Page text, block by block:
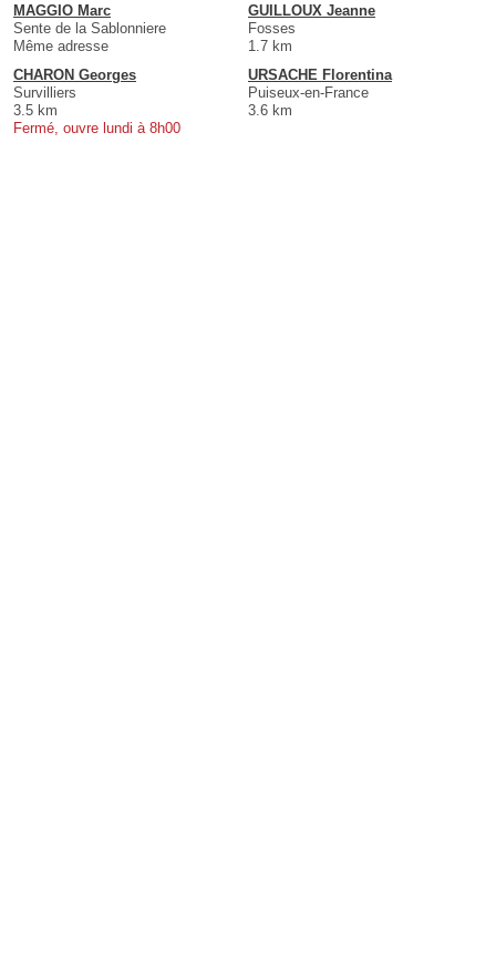
MAGGIO Marc
Sente de la Sablonniere
Même adresse
GUILLOUX Jeanne
Fosses
1.7 km
CHARON Georges
Survilliers
3.5 km
Fermé, ouvre lundi à 8h00
URSACHE Florentina
Puiseux-en-France
3.6 km